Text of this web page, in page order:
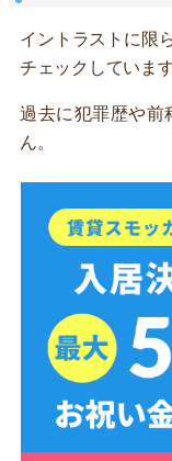
イントラストに限
チェックしています
過去に犯罪歴や前
ん。